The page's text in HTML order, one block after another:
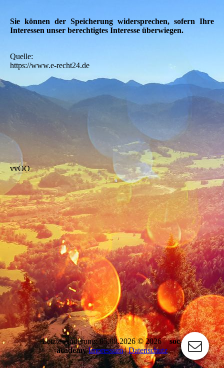
Sie können der Speicherung widersprechen, sofern Ihre
Interessen unser berechtigtes Interesse überwiegen.
Quelle:
https://www.e-recht24.de
vvOO
Letzte Änderung: 05.08.2026 © 2026soc-
academyImpressum|Datenschutz